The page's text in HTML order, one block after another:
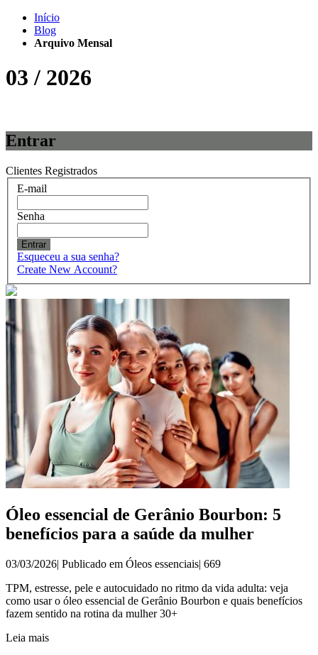
Início
Blog
Arquivo Mensal
03 / 2026
Entrar
Clientes Registrados
E-mail
Senha
Entrar
Esqueceu a sua senha?
Create New Account?
Óleo essencial de Gerânio Bourbon: 5
benefícios para a saúde da mulher
03/03/2026| Publicado em Óleos essenciais| 669
TPM, estresse, pele e autocuidado no ritmo da vida adulta: veja
como usar o óleo essencial de Gerânio Bourbon e quais benefícios
fazem sentido na rotina da mulher 30+
Leia mais